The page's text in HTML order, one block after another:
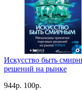
Искусство быть
решений на рынке
944р. 100р.